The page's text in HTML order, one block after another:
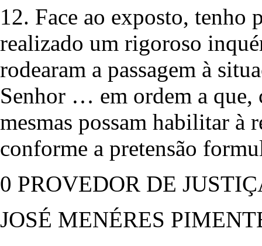
12. Face ao exposto, tenho
realizado um rigoroso
rodearam a passagem à
Senhor … em ordem a que,
mesmas possam habilitar à
conforme a pretensão
0 PROVEDOR DE
JOSÉ MENÉRES